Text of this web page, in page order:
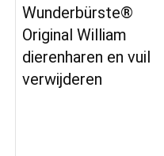
Wunderbürste®
Original William
dierenharen en vuil
verwijderen